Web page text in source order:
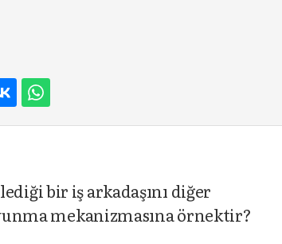
bir iş arkadaşını diğer
mekanizmasına örnektir?